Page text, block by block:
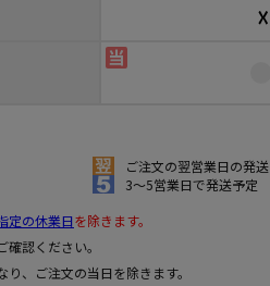
☓
ご注文の翌営業日の発送
3～5営業日で発送予定
定の休業日を除きます。
確認ください。
、ご注文の当日を除きます。